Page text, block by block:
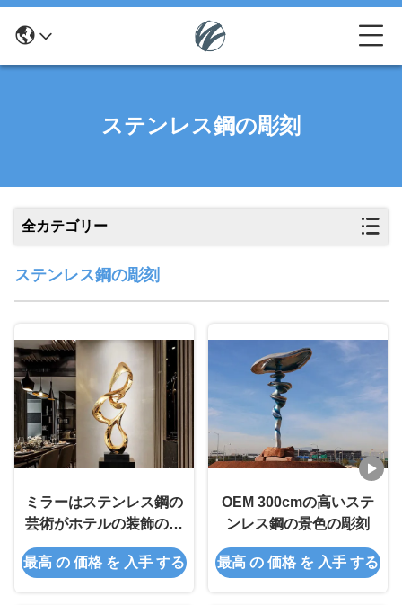
ステンレス鋼の彫刻
全カテゴリー
ステンレス鋼の彫刻
ミラーはステンレス鋼の
芸術がホテルの装飾のた
めの100cmの最高を彫る
316を磨いた
最高 の 価格 を 入手 する
OEM 300cmの高いステ
ンレス鋼の景色の彫刻
最高 の 価格 を 入手 する